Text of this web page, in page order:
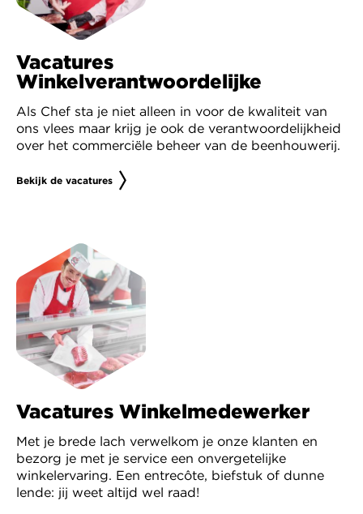
Vacatures
Winkelverantwoordelijke
Als Chef sta je niet alleen in voor de kwaliteit van
ons vlees maar krijg je ook de verantwoordelijkheid
over het commerciële beheer van de beenhouwerij.
Bekijk de vacatures
Vacatures Winkelmedewerker
Met je brede lach verwelkom je onze klanten en
bezorg je met je service een onvergetelijke
winkelervaring. Een entrecôte, biefstuk of dunne
lende: jij weet altijd wel raad!